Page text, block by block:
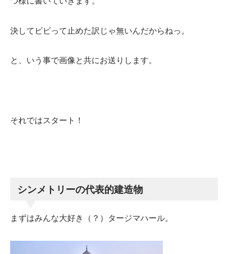
決してビビって止めた訳じゃ無いんだからねっ。
と、いう事で画像と共にお送りします。
それではスタート！
シンメトリーの代表的建造物
まずはみんな大好き（？）タージマハール。